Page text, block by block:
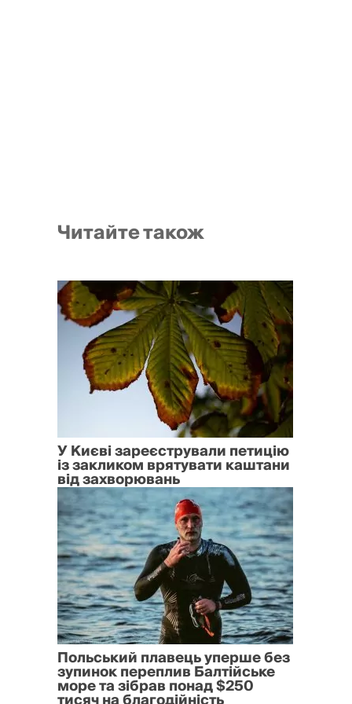
Читайте також
У Києві зареєстрували петицію
із закликом врятувати каштани
від захворювань
Польський плавець уперше без
зупинок переплив Балтійське
море та зібрав понад $250